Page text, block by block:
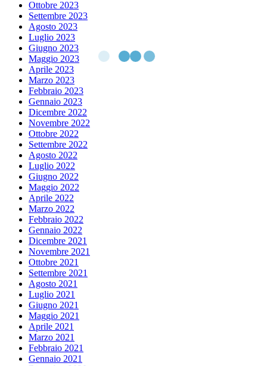
Ottobre 2023
Settembre 2023
Agosto 2023
Luglio 2023
Giugno 2023
Maggio 2023
Aprile 2023
Marzo 2023
Febbraio 2023
Gennaio 2023
Dicembre 2022
Novembre 2022
Ottobre 2022
Settembre 2022
Agosto 2022
Luglio 2022
Giugno 2022
Maggio 2022
Aprile 2022
Marzo 2022
Febbraio 2022
Gennaio 2022
Dicembre 2021
Novembre 2021
Ottobre 2021
Settembre 2021
Agosto 2021
Luglio 2021
Giugno 2021
Maggio 2021
Aprile 2021
Marzo 2021
Febbraio 2021
Gennaio 2021